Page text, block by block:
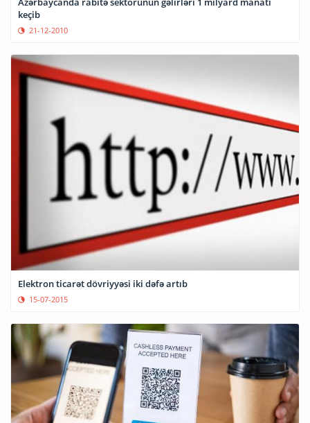
keçib
21-12-2010
Elektron ticarət dövriyyəsi iki dəfə artıb
15-07-2015